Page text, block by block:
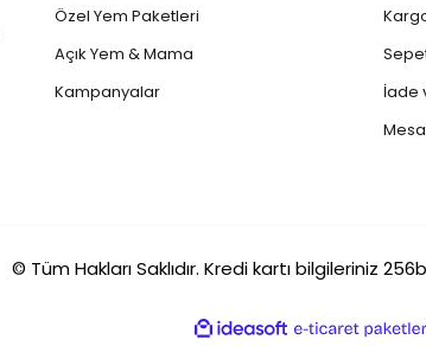
Özel Yem Paketleri
Açık Yem & Mama
Kampanyalar
İade
© Tüm Hakları Saklıdır. Kredi kartı bilgileriniz
ideasoft